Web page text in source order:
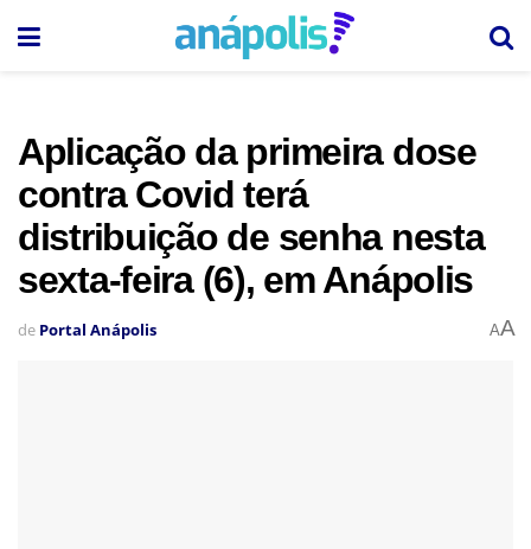
Aplicação da primeira dose
contra Covid terá
distribuição de senha nesta
sexta-feira (6), em Anápolis
de Portal Anápolis AA